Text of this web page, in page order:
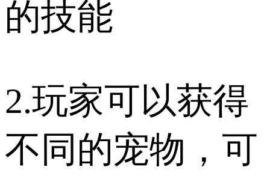
的技能
2.玩家可以获得
不同的宠物，可